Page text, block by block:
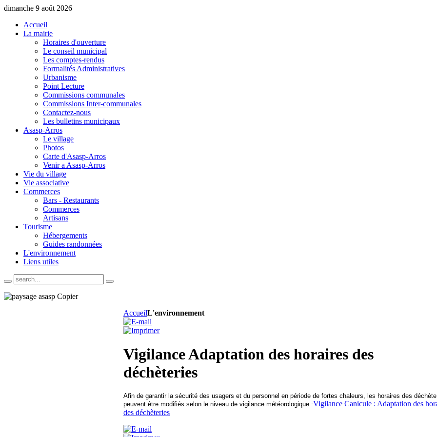
dimanche 9 août 2026
Accueil
La mairie
Horaires d'ouverture
Le conseil municipal
Les comptes-rendus
Formalités Administratives
Urbanisme
Point Lecture
Commissions communales
Commissions Inter-communales
Contactez-nous
Les bulletins municipaux
Asasp-Arros
Le village
Photos
Carte d'Asasp-Arros
Venir a Asasp-Arros
Vie du village
Vie associative
Commerces
Bars - Restaurants
Commerces
Artisans
Tourisme
Hébergements
Guides randonnées
L'environnement
Liens utiles
AccueilL'environnement
Vigilance Adaptation des horaires des
déchèteries
Afin de garantir la sécurité des usagers et du personnel en période de fortes chaleurs, les horaires des
peuvent être modifiés selon le niveau de vigilance météorologique :Vigilance Canicule : Adaptation des
des déchèteries